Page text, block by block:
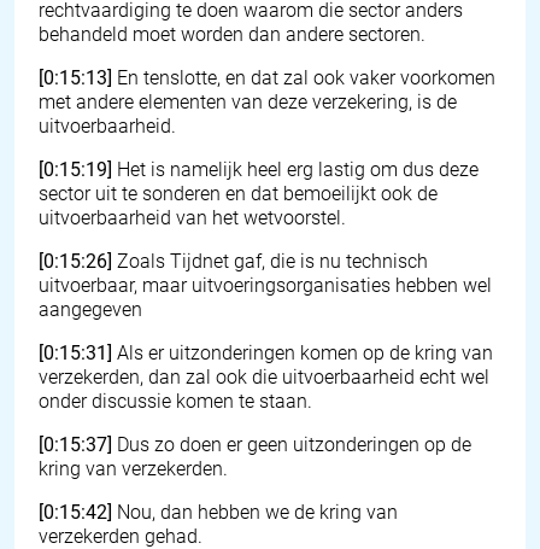
rechtvaardiging te doen waarom die sector anders
behandeld moet worden dan andere sectoren.
[0:15:13] En tenslotte, en dat zal ook vaker voorkomen
met andere elementen van deze verzekering, is de
uitvoerbaarheid.
[0:15:19] Het is namelijk heel erg lastig om dus deze
sector uit te sonderen en dat bemoeilijkt ook de
uitvoerbaarheid van het wetvoorstel.
[0:15:26] Zoals Tijdnet gaf, die is nu technisch
uitvoerbaar, maar uitvoeringsorganisaties hebben wel
aangegeven
[0:15:31] Als er uitzonderingen komen op de kring van
verzekerden, dan zal ook die uitvoerbaarheid echt wel
onder discussie komen te staan.
[0:15:37] Dus zo doen er geen uitzonderingen op de
kring van verzekerden.
[0:15:42] Nou, dan hebben we de kring van
verzekerden gehad.